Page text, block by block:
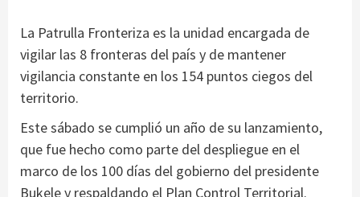
La Patrulla Fronteriza es la unidad encargada de
vigilar las 8 fronteras del país y de mantener
vigilancia constante en los 154 puntos ciegos del
territorio.
Este sábado se cumplió un año de su lanzamiento,
que fue hecho como parte del despliegue en el
marco de los 100 días del gobierno del presidente
Bukele y respaldando el Plan Control Territorial.